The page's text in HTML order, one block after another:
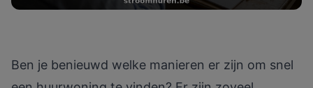
Ben je benieuwd welke manieren er zijn om snel